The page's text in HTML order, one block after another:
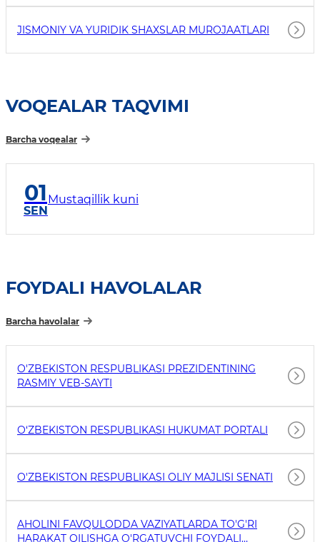
JISMONIY VA YURIDIK SHAXSLAR MUROJAATLARI
VOQEALAR TAQVIMI
Barcha voqealar
01
SEN
Mustaqillik kuni
FOYDALI HAVOLALAR
Barcha havolalar
O'ZBEKISTON RESPUBLIKASI PREZIDENTINING
RASMIY VEB-SAYTI
O‘ZBEKISTON RESPUBLIKASI HUKUMAT PORTALI
O'ZBEKISTON RESPUBLIKASI OLIY MAJLISI SENATI
AHOLINI FAVQULODDA VAZIYATLARDA TO'G'RI
HARAKAT QILISHGA O'RGATUVCHI FOYDALI